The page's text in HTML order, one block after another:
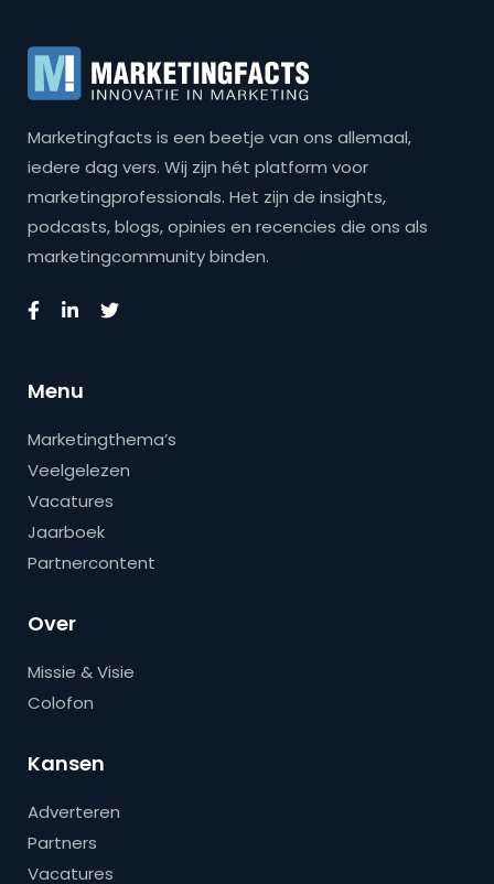
Marketingfacts is een beetje van ons allemaal,
iedere dag vers. Wij zijn hét platform voor
marketingprofessionals. Het zijn de insights,
podcasts, blogs, opinies en recencies die ons als
marketingcommunity binden.
Menu
Marketingthema’s
Veelgelezen
Vacatures
Jaarboek
Partnercontent
Over
Missie & Visie
Colofon
Kansen
Adverteren
Partners
Vacatures